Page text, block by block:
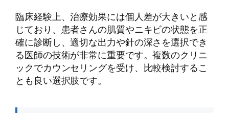
臨床経験上、治療効果には個人差が大きいと感
じており、患者さんの肌質やニキビの状態を正
確に診断し、適切な出力や針の深さを選択でき
る医師の技術が非常に重要です。複数のクリニ
ックでカウンセリングを受け、比較検討するこ
とも良い選択肢です。